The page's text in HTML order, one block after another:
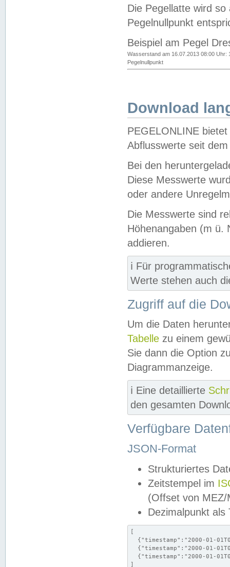
Die Pegellatte wird
Pegelnullpunkt
Beispiel am Pegel
Wasserstand am 16.07.2013 08:00 Uhr:
Pegelnullpunkt
Download
PEGELONLINE
Abflusswerte seit
Bei den
Diese Messwerte
oder andere
Die Messwerte sind
Höhenangaben (m ü.
addieren.
ℹ️ Für
Werte stehen auch
Zugriff auf die
Um die Daten
Tabelle zu einem
Sie dann die Option
Diagrammanzeige.
ℹ️ Eine detaillierte
den gesamten
Verfügbare
JSON-Format
Strukturiertes
Zeitstempel im
(Offset von MEZ/
Dezimalpunkt als
[
{"timestamp":"2000-01-
{"timestamp":"2000-01-
{"timestamp":"2000-01-
]